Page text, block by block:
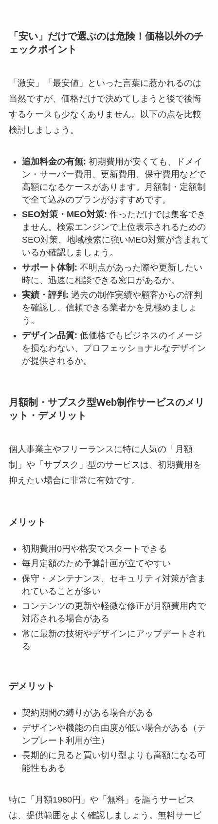
「安い」だけで選ぶのは危険！価格以外のチ
ェックポイント
「激安」「最安値」といった言葉に惹かれるのは
当然ですが、価格だけで決めてしまうと後で後悔
するケースも少なくありません。以下の点を比較
検討しましょう。
追加料金の有無: 初期費用が安くても、ドメイ
ン・サーバー費用、更新費用、保守費用などで
高額になるケースがあります。月額制・定額制
で全て込みのプランがおすすめです。
SEO対策・MEO対策: 作っただけでは集客でき
ません。検索エンジンで上位表示されるための
SEO対策、地域検索に強いMEO対策が含まれて
いるか確認しましょう。
サポート体制: 不明点があった際や更新したい
時に、迅速に相談できる窓口があるか。
実績・評判: 過去の制作実績や顧客からの評判
を確認し、信頼できる業者かを見極めましょ
う。
デザイン品質: 低価格でもビジネスのイメージ
を損なわない、プロフェッショナルなデザイン
が提供されるか。
月額制・サブスク型Web制作サービスのメリ
ット・デメリット
個人事業主やフリーランスに特に人気の「月額
制」や「サブスク」型のサービスは、初期費用を
抑えたい場合に非常に有効です。
メリット
初期費用0円や格安でスタートできる
毎月定額のため予算計画が立てやすい
保守・メンテナンス、セキュリティ対策が含ま
れていることが多い
コンテンツの更新や軽微な修正が月額費用内で
対応される場合がある
常に最新の技術やデザインにアップデートされ
る
デメリット
契約期間の縛りがある場合がある
デザインや機能の自由度が低い場合がある（テ
ンプレート利用が主）
長期的に見ると買い切り型よりも高額になる可
能性もある
特に「月額1980円」や「無料」を謳うサービス
は、提供範囲をよく確認しましょう。無料サービ